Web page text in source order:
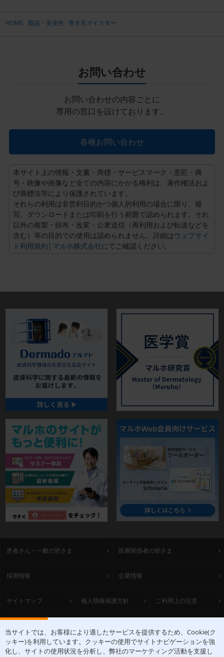
当サイトでは、お客様により適したサービスを提供するため、Cookie(ク
ッキー)を利用しています。クッキーの使用でサイトナビゲーションを強
化し、サイトの使用状況を分析し、弊社のマーケティング活動を支援し
HOME 製品・安全性 巻き爪マイスター
お問い合わせ
お問い合わせの内容ごとに
専用の窓口を設けております。
各種お問い合わせ
本サイト上の情報・文書・商標・サービスマーク・意匠・商
号・映像や画像など全ての内容にかかる権利は、著作権法およ
び商標法等により保護されています。
それらの利用は非営利目的かつ個人的利用の場合に限り、複
写、ダウンロードまたは印刷を行う範囲で認められます。それ
以外の複製・頒布・改変・公衆送信（再利用および転送などを
含む）等の目的での使用は認められません。詳細は ウェブサイ
ト利用規約│マルホ株式会社にてご確認ください。
患者さん・一般の皆さま 医療関係者の皆さま
採用情報 企業情報
サイトマップ 個人情報保護方針 ご利用上の注意
ACCESS
〒531-0071 大阪府大阪市北区中津1丁目5-22